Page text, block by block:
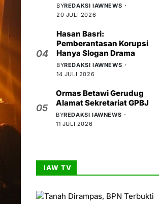
BYREDAKSI IAWNEWS
20 JULI 2026
04
Hasan Basri:
Pemberantasan Korupsi
Hanya Slogan Drama
BYREDAKSI IAWNEWS
14 JULI 2026
05
Ormas Betawi Gerudug
Alamat Sekretariat GPBJ
BYREDAKSI IAWNEWS
11 JULI 2026
IAW TV